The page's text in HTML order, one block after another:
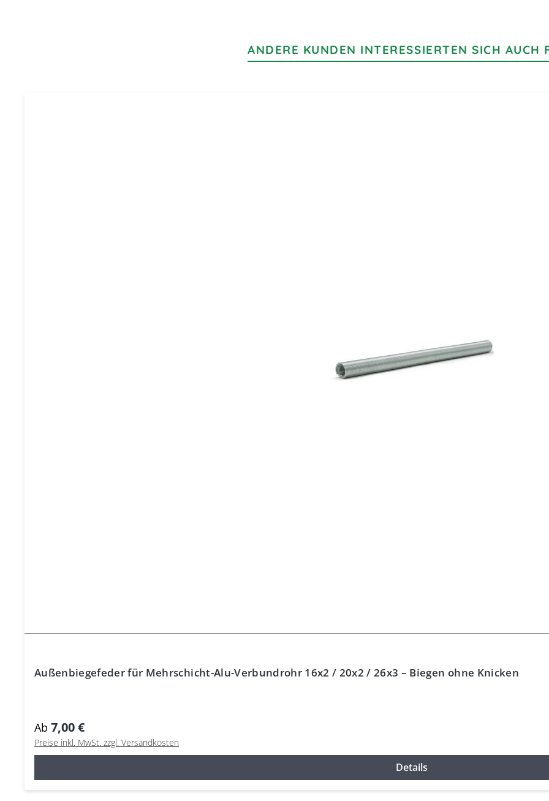
ANDERE KUNDEN INTERESSIERTEN SICH AUCH
Außenbiegefeder für Mehrschicht-Alu-Verbundrohr 16x2 / 20x2 / 26x3 – Biegen ohne Knicken
Ab 7,00 €
Preise inkl. MwSt. zzgl. Versandkosten
Details